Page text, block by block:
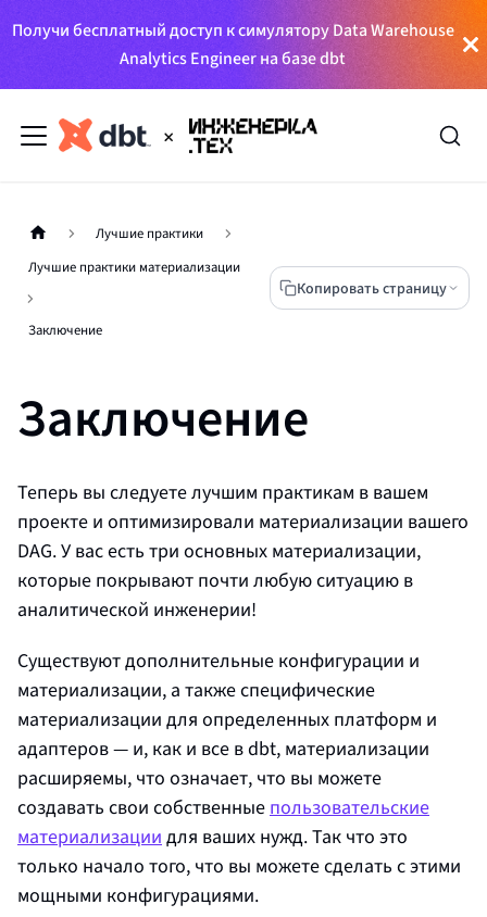
Получи бесплатный доступ к симулятору Data Warehouse
Analytics Engineer на базе dbt
Лучшие практики
Лучшие практики материализации
Заключение
Копировать страницу
Заключение
Теперь вы следуете лучшим практикам в вашем
проекте и оптимизировали материализации вашего
DAG. У вас есть три основных материализации,
которые покрывают почти любую ситуацию в
аналитической инженерии!
Существуют дополнительные конфигурации и
материализации, а также специфические
материализации для определенных платформ и
адаптеров — и, как и все в dbt, материализации
расширяемы, что означает, что вы можете
создавать свои собственные пользовательские
материализации для ваших нужд. Так что это
только начало того, что вы можете сделать с этими
мощными конфигурациями.